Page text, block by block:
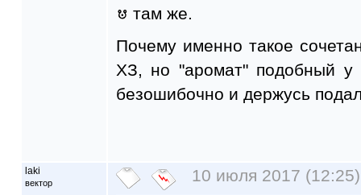
там же.
Почему именно такое
ХЗ, но "аромат" подобный у
безошибочно и держусь
laki
вектор 10 июля 2017 (12:25)